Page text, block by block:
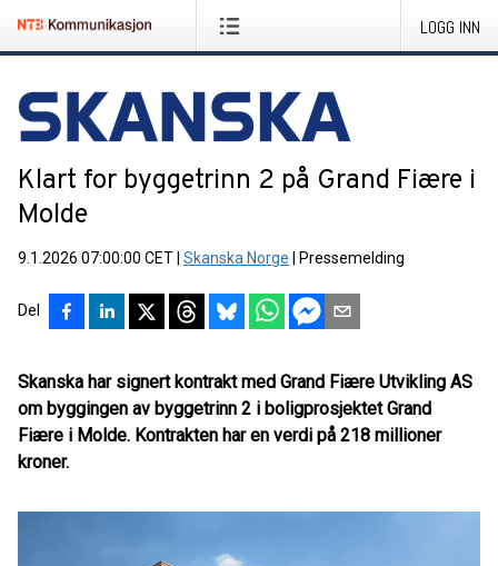
LOGG INN
Klart for byggetrinn 2 på Grand Fiære i
Molde
9.1.2026 07:00:00 CET Skanska Norge Pressemelding
Del
Skanska har signert kontrakt med Grand Fiære Utvikling AS
om byggingen av byggetrinn 2 i boligprosjektet Grand
Fiære i Molde. Kontrakten har en verdi på 218 millioner
kroner.